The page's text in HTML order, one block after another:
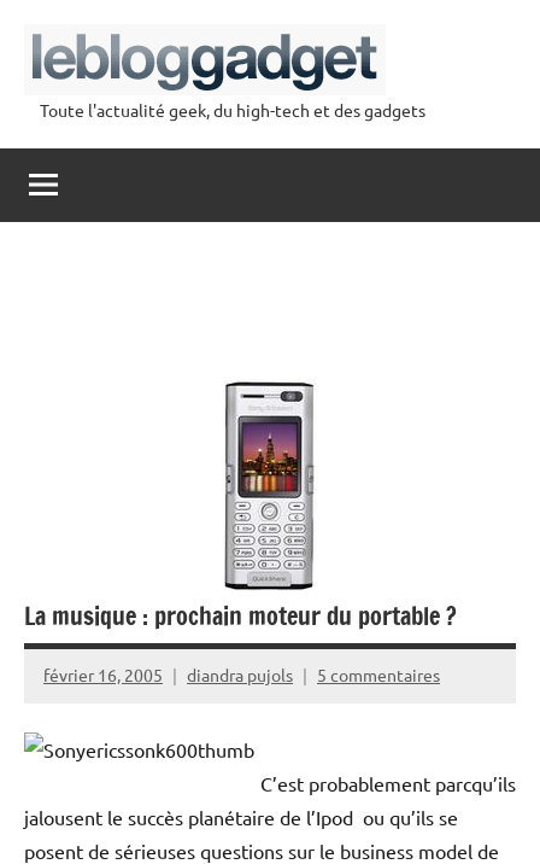
contenu
lebloggadget
Toute l'actualité geek, du high-tech et des gadgets
La musique : prochain moteur du portable ?
février 16, 2005 diandra pujols 5 commentaires
C’est probablement parcqu’ils
jalousent le succès planétaire de l’Ipod ou qu’ils se
posent de sérieuses questions sur le business model de